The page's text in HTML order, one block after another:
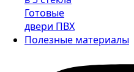
Готовые
двери ПВХ
Полезные материалы